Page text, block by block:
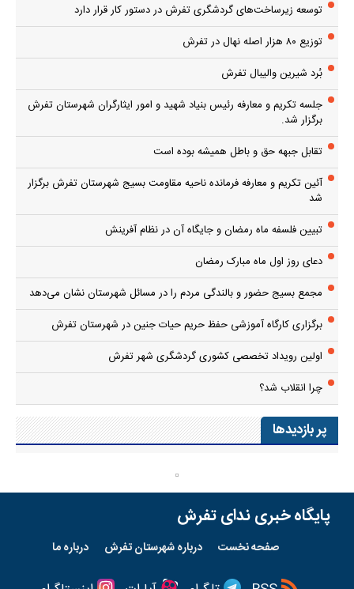
توسعه زیرساخت‌های گردشگری تفرش در دستور کار قرار دارد
توزیع ۸۰ هزار اصله نهال در تفرش
بُرد شیرین والیبال تفرش
جلسه تکریم و معارفه رئیس بنیاد شهید و امور ایثارگران شهرستان تفرش
برگزار شد.
تقابل جبهه حق و باطل همیشه بوده است
آئین تکریم و معارفه فرمانده ناحیه مقاومت بسیج شهرستان تفرش برگزار
شد
تبیین فلسفه ماه رمضان و جایگاه آن در نظام آفرینش
دعای روز اول ماه مبارک رمضان
مجمع بسیج حضور و بالندگی مردم را در مسائل شهرستان نشان می‌دهد
برگزاری کارگاه آموزشی حفظ حریم حیات جنین در شهرستان تفرش
اولین رویداد تخصصی کشوری گردشگری شهر تفرش
چرا انقلاب شد؟
پر بازدیدها
پایگاه خبری ندای تفرش
صفحه نخست درباره شهرستان تفرش درباره ما